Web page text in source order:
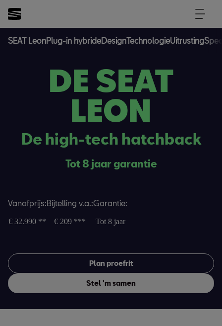
SEAT LeonPlug-in hybrideDesignTechnologieUitrusting
DE SEAT
LEON
De high-tech hatchback
Tot 8 jaar garantie
Vanafprijs:
€ 32.990 **
Bijtelling v.a.:
€ 209 ***
Garantie:
Tot 8 jaar
Stel 'm samen
Plan proefrit